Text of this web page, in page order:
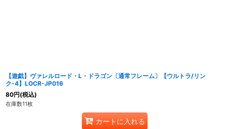
【遊戯】ヴァレルロード・L・ドラゴン〔通常フレーム〕【ウルトラ/リン
ク-4】LOCR-JP016
80円(税込)
在庫数11枚
カートに入れる